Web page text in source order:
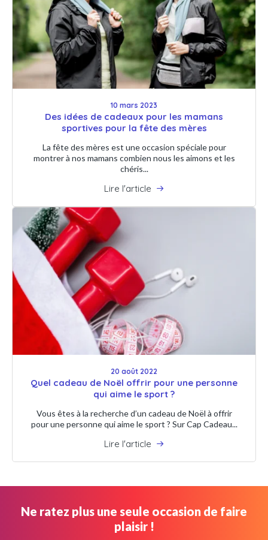
10 mars 2023
Des idées de cadeaux pour les mamans
sportives pour la fête des mères
La fête des mères est une occasion spéciale pour
montrer à nos mamans combien nous les aimons et les
chéris...
Lire l'article
20 août 2022
Quel cadeau de Noël offrir pour une personne
qui aime le sport ?
Vous êtes à la recherche d’un cadeau de Noël à offrir
pour une personne qui aime le sport ? Sur Cap Cadeau...
Lire l'article
Ne ratez plus une seule occasion de faire
plaisir !